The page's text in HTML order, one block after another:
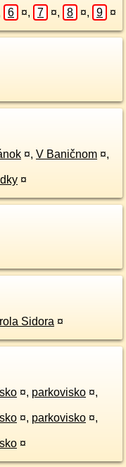
6 ¤, 7 ¤, 8 ¤, 9 ¤
¤, V Baničnom ¤,
¤
Sidora ¤
¤, parkovisko ¤,
¤, parkovisko ¤,
¤